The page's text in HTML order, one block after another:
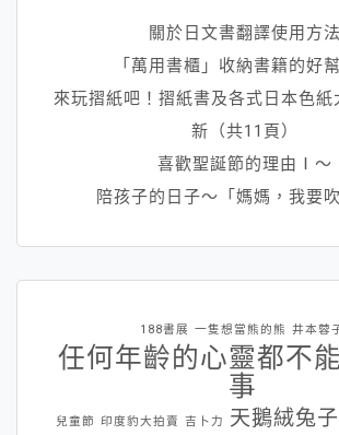
關於日文書翻譯使用方法
「萬用書櫃」收納書籍的好
來玩摺紙吧！摺紙書及各式日本色
新（共11頁）
喜歡聖誕節的理由Ⅰ～
陪孩子的日子～「媽媽，我要吹
188書展 一隻想當熊的熊 井本蓉
任何年齡的心靈都不
事
兒童節 印度豹大拍賣 吉卜力 天鵝絨兔子